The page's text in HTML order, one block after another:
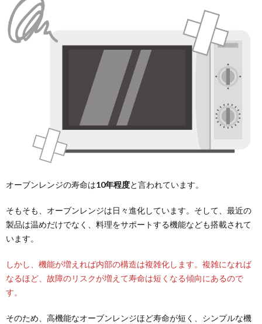
オーブンレンジの寿命は10年程度と言われています。
そもそも、オーブンレンジは日々進化しています。そして、最近の
製品は温めだけでなく、料理をサポートする機能なども搭載されて
います。
しかし、機能が増えれば内部の構造は複雑化します。複雑になれば
なるほど、故障のリスクが増えて寿命は短くなる傾向にあるので
す。
そのため、高機能なオーブンレンジほど寿命が短く、シンプルな機